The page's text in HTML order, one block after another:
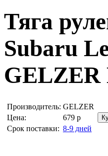
Тяга
Subaru
GELZER
Производитель: GELZER
Цена:
679 р
Срок поставки: 8-9 дней